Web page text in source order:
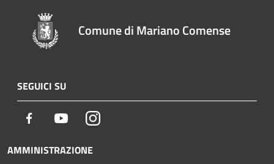
Comune di Mariano Comense
SEGUICI SU
Facebook YoutubeInstagram
AMMINISTRAZIONE